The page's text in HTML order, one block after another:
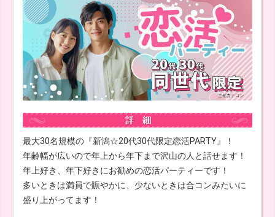
最大30名規模の『新潟☆20代30代限定恋活PARTY』！
年齢幅が広いので年上から年下まで沢山の人と話せます！
年上好き、年下好きにお勧めの恋活パーティーです！
多いときは満員で賑やかに、少ないときは合コンみたいに
盛り上がってます！